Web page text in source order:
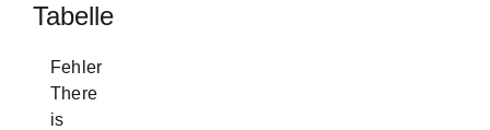
Tabelle
Fehler
There
is